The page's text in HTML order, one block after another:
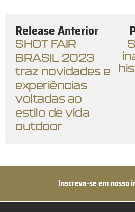
Release Anterior
SHOT FAIR
BRASIL 2023
traz novidades e
experiências
voltadas ao
estilo de vida
outdoor
Inscreva-se em nosso